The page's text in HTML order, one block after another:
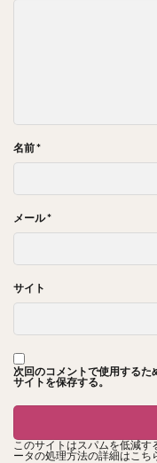
名前*
メール*
サイト
次回のコメントで使用するた
サイトを保存する。
このサイトはスパムを低減
ータの処理方法の詳細はこち